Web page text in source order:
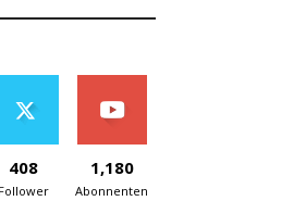
408
Follower
1,180
Abonnenten